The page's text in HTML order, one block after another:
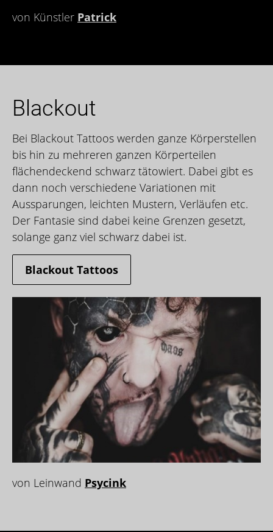
von Künstler Patrick
Blackout
Bei Blackout Tattoos werden ganze Körperstellen
bis hin zu mehreren ganzen Körperteilen
flächendeckend schwarz tätowiert. Dabei gibt es
dann noch verschiedene Variationen mit
Aussparungen, leichten Mustern, Verläufen etc.
Der Fantasie sind dabei keine Grenzen gesetzt,
solange ganz viel schwarz dabei ist.
Blackout Tattoos
von Leinwand Psycink